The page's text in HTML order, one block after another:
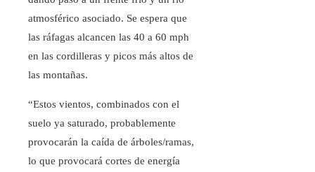
atmosférico asociado. Se espera que
las ráfagas alcancen las 40 a 60 mph
en las cordilleras y picos más altos de
las montañas.
“Estos vientos, combinados con el
suelo ya saturado, probablemente
provocarán la caída de árboles/ramas,
lo que provocará cortes de energía